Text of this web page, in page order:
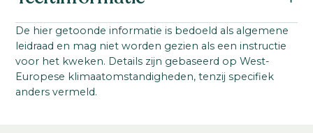
Familie:
Arecaceae
Productgroep:
Dypsis
Productgroep:
Startmateriaal:
Zaad
Ideale teelttemperatuur:
0-100°C
De hier getoonde informatie is bedoeld als algemene
leidraad en mag niet worden gezien als een instructie
voor het kweken. Details zijn gebaseerd op West-
Europese klimaatomstandigheden, tenzij specifiek
anders vermeld.